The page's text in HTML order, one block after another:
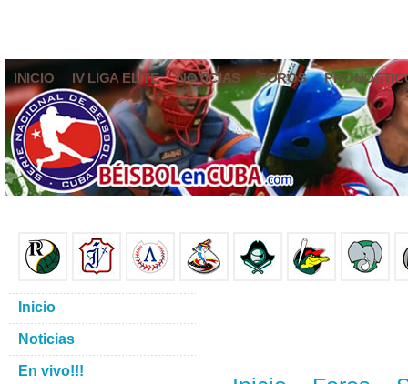
INICIO IV LIGA ELITE NOTICIAS FOROS
Inicio
Noticias
En vivo!!!